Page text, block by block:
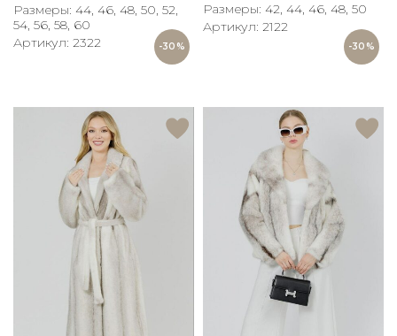
-30%
Размеры: 44, 46, 48, 50, 52,
54, 56, 58, 60
Артикул: 2322
-30%
Размеры: 42, 44, 46, 48, 50
Артикул: 2122